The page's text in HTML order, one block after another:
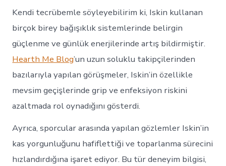
Kendi tecrübemle söyleyebilirim ki, Iskin kullanan
birçok birey bağışıklık sistemlerinde belirgin
güçlenme ve günlük enerjilerinde artış bildirmiştir.
Hearth Me Blog’un uzun soluklu takipçilerinden
bazılarıyla yapılan görüşmeler, Iskin’in özellikle
mevsim geçişlerinde grip ve enfeksiyon riskini
azaltmada rol oynadığını gösterdi.
Ayrıca, sporcular arasında yapılan gözlemler Iskin’in
kas yorgunluğunu hafiflettiği ve toparlanma sürecini
hızlandırdığına işaret ediyor. Bu tür deneyim bilgisi,